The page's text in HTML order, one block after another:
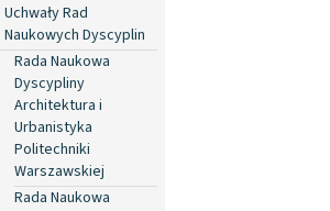
Uchwały Rad
Naukowych Dyscyplin
Rada Naukowa
Dyscypliny
Architektura i
Urbanistyka
Politechniki
Warszawskiej
Rada Naukowa